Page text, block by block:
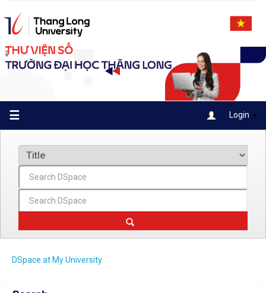
navigation
☰ Login
DSpace at My University